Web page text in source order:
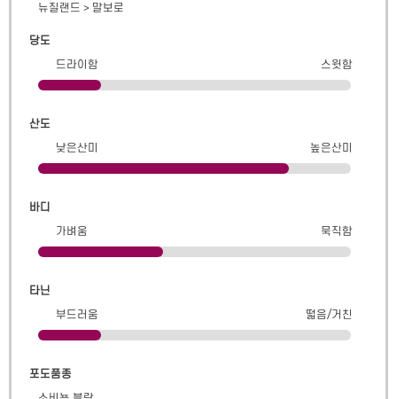
뉴질랜드 > 말보로
당도
드라이함
스윗함
산도
낮은산미
높은산미
바디
가벼움
묵직함
타닌
부드러움
떫음/거친
포도품종